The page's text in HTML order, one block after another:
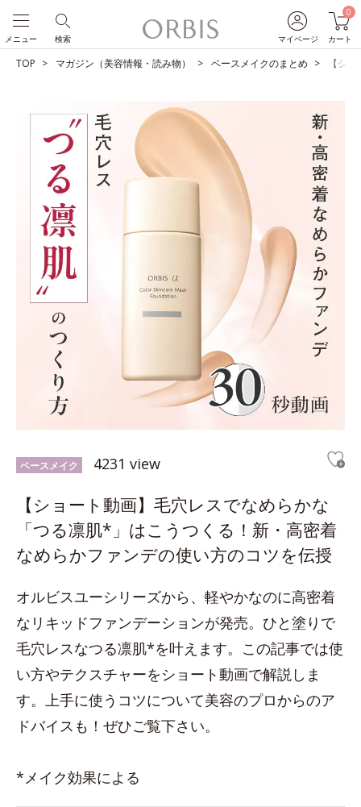
マイページ
0
カート
検索
メニュー
TOP マガジン（美容情報・読み物） ベースメイクのまとめ 【シ
ベースメイク 4231 view
【ショート動画】毛穴レスでなめらかな
「つる凛肌*」はこうつくる！新・高密着
なめらかファンデの使い方のコツを伝授
オルビスユーシリーズから、軽やかなのに高密着
なリキッドファンデーションが発売。ひと塗りで
毛穴レスなつる凛肌*を叶えます。この記事では使
い方やテクスチャーをショート動画で解説しま
す。上手に使うコツについて美容のプロからのア
ドバイスも！ぜひご覧下さい。
*メイク効果による